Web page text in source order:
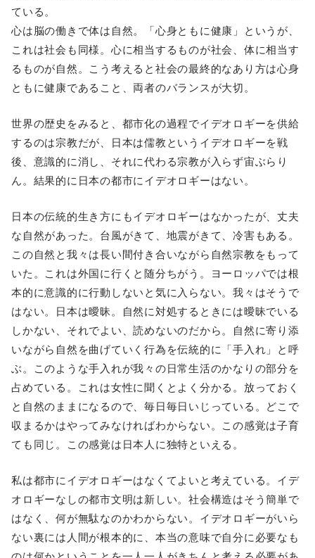
ている。
心は脳の働きで体は自然。「心身ともに健康」というが、
これは社会も同様。心に相当するものが社会、体に相当す
るものが自然。こう考えると社会の最終的なあり方は心身
ともに健康であること、両者のバランスが大切。
世界の歴史をみると、都市化の過程でイデオロギーを供給
するのは宗教だが、日本は儒教というイデオロギーを戦
後、意識的に消し、それに代わる宗教が入らず宙ぶらり
ん。結果的に日本の都市にイデオロギーはない。
日本の伝統的生き方にもイデオロギーはなかったが、丈夫
な自然があった。台風がきて、地震がきて、冷害もある。
この自然と我々は長い間付き合いながら自然宗教をもって
いた。これは外国に行くと随分ちがう。ヨーロッパでは根
本的に意識的に行動しないと気に入らない。我々はそうで
はない。日本は曖昧。自然に対処するときには曖昧でいる
しかない、それでよい、読めないのだから。自然に寄り添
いながら自然を曲げていく行為を伝統的に「手入れ」と呼
ぶ。このような手入れが我々の日常生活のかなりの部分を
占めている。これは女性に聞くとよく分かる。放っておく
と自然のままになるので、毎日毎日いじっている。どこで
収まるかはやってみなければわからない。この感覚は子育
ても同じ。この感覚は日本人に独特といえる。
私は都市にイデオロギーはなくてよいと考えている。イデ
オロギーなしの都市文明は新しい。社会構造はそう簡単で
はなく、何が無駄なのかわからない。イデオロギーがいら
ない裏には人間が根本的に、本当の意味で自分に必要なも